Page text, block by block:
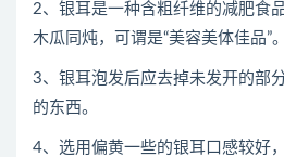
2、银耳是一种含粗纤维的减肥食
木瓜同炖，可谓是“美容美体佳品”。
3、银耳泡发后应去掉未发开的部
的东西。
4、选用偏黄一些的银耳口感较好